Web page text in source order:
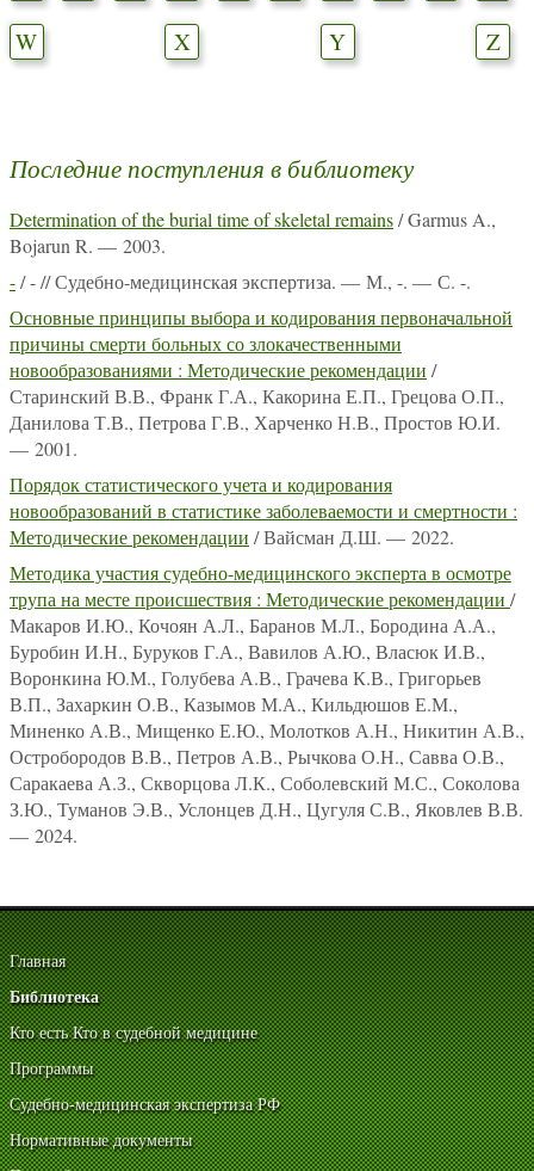
W
X Y Z
Последние поступления в библиотеку
Determination of the burial time of skeletal remains/ Garmus A.,
Bojarun R. — 2003.
-/ - // Судебно-медицинская экспертиза. — М., -. — С. -.
Основные принципы выбора и кодирования первоначальной
причины смерти больных со злокачественными
новообразованиями : Методические рекомендации /
Старинский В.В., Франк Г.А., Какорина Е.П., Грецова О.П.,
Данилова Т.В., Петрова Г.В., Харченко Н.В., Простов Ю.И.
— 2001.
Порядок статистического учета и кодирования
новообразований в статистике заболеваемости и смертности :
Методические рекомендации / Вайсман Д.Ш. — 2022.
Методика участия судебно-медицинского эксперта в осмотре
трупа на месте происшествия : Методические рекомендации /
Макаров И.Ю., Кочоян А.Л., Баранов М.Л., Бородина А.А.,
Буробин И.Н., Буруков Г.А., Вавилов А.Ю., Власюк И.В.,
Воронкина Ю.М., Голубева А.В., Грачева К.В., Григорьев
В.П., Захаркин О.В., Казымов М.А., Кильдюшов Е.М.,
Миненко А.В., Мищенко Е.Ю., Молотков А.Н., Никитин А.В.,
Остробородов В.В., Петров А.В., Рычкова О.Н., Савва О.В.,
Саракаева А.З., Скворцова Л.К., Соболевский М.С., Соколова
З.Ю., Туманов Э.В., Услонцев Д.Н., Цугуля С.В., Яковлев В.В.
— 2024.
Главная
Библиотека
Кто есть Кто в судебной медицине
Программы
Судебно-медицинская экспертиза РФ
Нормативные документы